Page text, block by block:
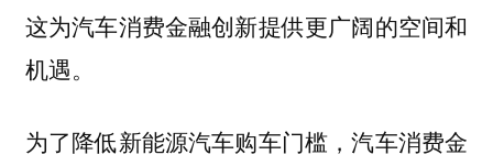
这为汽车消费金融创新提供更广阔的空间和
机遇。
为了降低新能源汽车购车门槛，汽车消费金